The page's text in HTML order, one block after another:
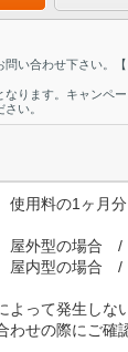
い合わせ下さい。【
ります。キャンペ
い。
用料の1ヶ月分
型の場合 /
場合 /
よって発生しな
わせの際にご確